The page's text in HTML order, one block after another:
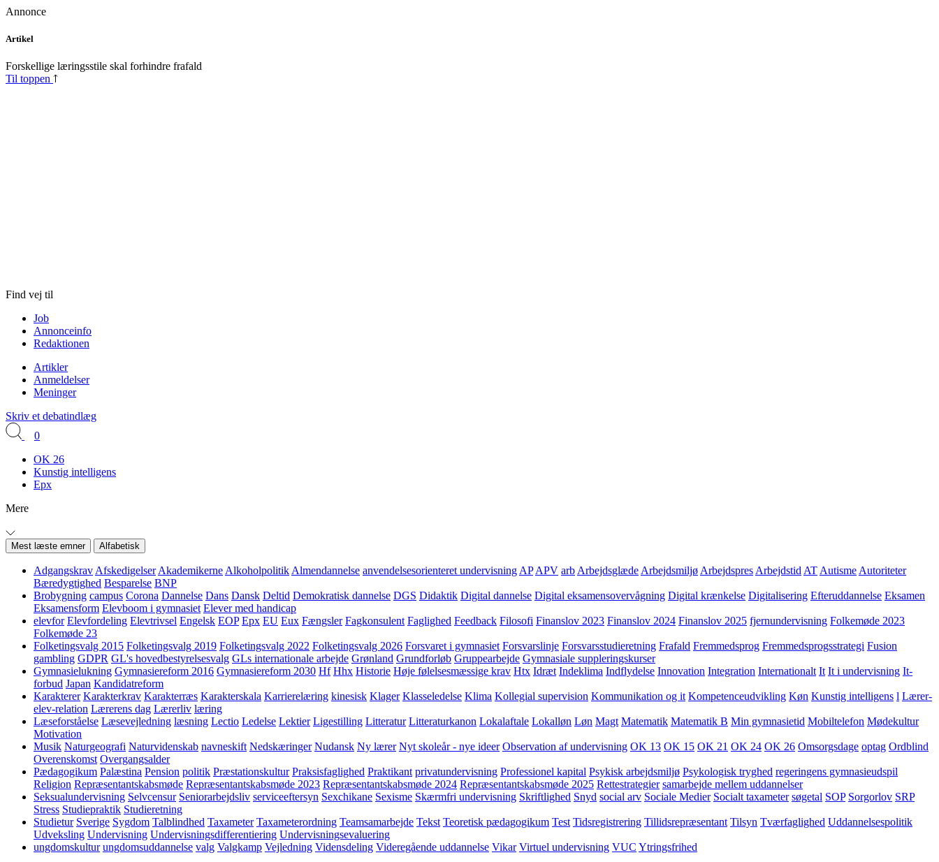
Annonce
Skip
content
Artikel
Forskellige læringsstile skal forhindre frafald
Til toppen
Find vej til
Job
Annonceinfo
Redaktionen
Artikler
Anmeldelser
Meninger
Skriv et debatindlæg
0
OK 26
Kunstig intelligens
Epx
Mere
Mest læste emner Alfabetisk
Adgangskrav Afskedigelser Akademikerne Alkoholpolitik Almendannelse anvendelsesorienteret undervisning AP APV arb Arbejdsglæde Arbejdsmiljø Arbejdspres Arbejdstid AT Autisme Autoriteter
Bæredygtighed Besparelse BNP
Brobygning campus Corona Dannelse Dans Dansk Deltid Demokratisk dannelse DGS Didaktik Digital dannelse Digital eksamensovervågning Digital krænkelse Digitalisering Efteruddannelse Eksamen
Eksamensform Elevboom i gymnasiet Elever med handicap
elevfor Elevfordeling Elevtrivsel Engelsk EOP Epx EU Eux Fængsler Fagkonsulent Faglighed Feedback Filosofi Finanslov 2023 Finanslov 2024 Finanslov 2025 fjernundervisning Folkemøde 2023
Folkemøde 23
Folketingsvalg 2015 Folketingsvalg 2019 Folketingsvalg 2022 Folketingsvalg 2026 Forsvaret i gymnasiet Forsvarslinje Forsvarsstudieretning Frafald Fremmedsprog Fremmedsprogsstrategi Fusion
gambling GDPR GL's hovedbestyrelsesvalg GLs internationale arbejde Grønland Grundforløb Gruppearbejde Gymnasiale suppleringskurser
Gymnasielukning Gymnasiereform 2016 Gymnasiereform 2030 Hf Hhx Historie Høje følelsesmæssige krav Htx Idræt Indeklima Indflydelse Innovation Integration Internationalt It It i undervisning It-
forbud Japan Kandidatreform
Karakterer Karakterkrav Karakterræs Karakterskala Karrierelæring kinesisk Klager Klasseledelse Klima Kollegial supervision Kommunikation og it Kompetenceudvikling Køn Kunstig intelligens l Lærer-
elev-relation Lærerens dag Lærerliv læring
Læseforståelse Læsevejledning læsning Lectio Ledelse Lektier Ligestilling Litteratur Litteraturkanon Lokalaftale Lokalløn Løn Magt Matematik Matematik B Min gymnasietid Mobiltelefon Mødekultur
Motivation
Musik Naturgeografi Naturvidenskab navneskift Nedskæringer Nudansk Ny lærer Nyt skoleår - nye ideer Observation af undervisning OK 13 OK 15 OK 21 OK 24 OK 26 Omsorgsdage optag Ordblind
Overenskomst Overgangsalder
Pædagogikum Palæstina Pension politik Præstationskultur Praksisfaglighed Praktikant privatundervisning Professionel kapital Psykisk arbejdsmiljø Psykologisk tryghed regeringens gymnasieudspil
Religion Repræsentantskabsmøde Repræsentantskabsmøde 2023 Repræsentantskabsmøde 2024 Repræsentantskabsmøde 2025 Rettestrategier samarbejde mellem uddannelser
Seksualundervisning Selvcensur Seniorarbejdsliv serviceeftersyn Sexchikane Sexisme Skærmfri undervisning Skriftlighed Snyd social arv Sociale Medier Socialt taxameter søgetal SOP Sorgorlov SRP
Stress Studiepraktik Studieretning
Studietur Sverige Sygdom Talblindhed Taxameter Taxameterordning Teamsamarbejde Tekst Teoretisk pædagogikum Test Tidsregistrering Tillidsrepræsentant Tilsyn Tværfaglighed Uddannelsespolitik
Udveksling Undervisning Undervisningsdifferentiering Undervisningsevaluering
ungdomskultur ungdomsuddannelse valg Valgkamp Vejledning Vidensdeling Videregående uddannelse Vikar Virtuel undervisning VUC Ytringsfrihed